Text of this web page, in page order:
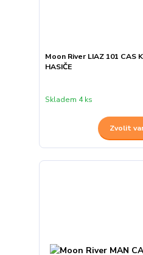
Moon River LIAZ 101 CAS
HASIČE
Skladem 4 ks
Zvolit